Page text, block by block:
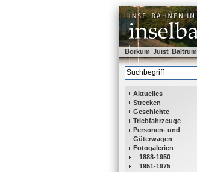
Borkum Juist Baltrum
Aktuelles
Strecken
Geschichte
Triebfahrzeuge
Personen- und
Güterwagen
Fotogalerien
1888-1950
1951-1975